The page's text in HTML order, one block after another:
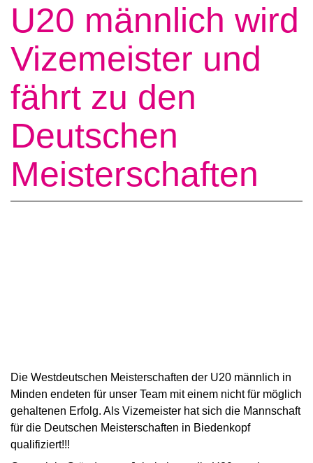
U20 männlich wird
Vizemeister und
fährt zu den
Deutschen
Meisterschaften
Die Westdeutschen Meisterschaften der U20 männlich in
Minden endeten für unser Team mit einem nicht für möglich
gehaltenen Erfolg. Als Vizemeister hat sich die Mannschaft
für die Deutschen Meisterschaften in Biedenkopf
qualifiziert!!!